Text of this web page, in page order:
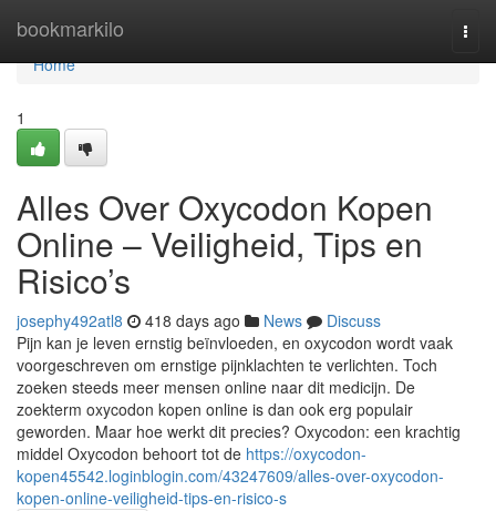
bookmarkilo
Home
Home
1
Alles Over Oxycodon Kopen
Online – Veiligheid, Tips en
Risico’s
josephy492atl8 418 days ago News
Discuss
Pijn kan je leven ernstig beïnvloeden, en oxycodon wordt vaak
voorgeschreven om ernstige pijnklachten te verlichten. Toch
zoeken steeds meer mensen online naar dit medicijn. De
zoekterm oxycodon kopen online is dan ook erg populair
geworden. Maar hoe werkt dit precies? Oxycodon: een krachtig
middel Oxycodon behoort tot de https://oxycodon-
kopen45542.loginblogin.com/43247609/alles-over-oxycodon-
kopen-online-veiligheid-tips-en-risico-s